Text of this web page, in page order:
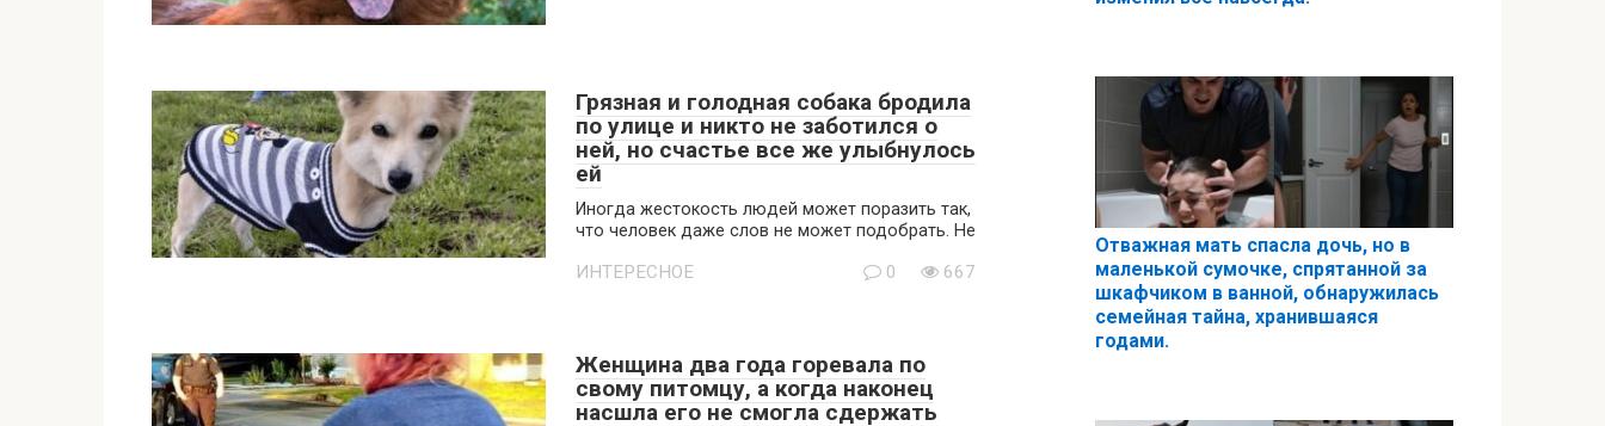
Грязная и голодная собака бродила
по улице и никто не заботился о
ней, но счастье все же улыбнулось
ей
Иногда жестокость людей может поразить так,
что человек даже слов не может подобрать. Не
ИНТЕРЕСНОЕ 0 667
Женщина два года горевала по
свому питомцу, а когда наконец
насшла его не смогла сдержать
Отважная мать спасла дочь, но в
маленькой сумочке, спрятанной за
шкафчиком в ванной, обнаружилась
семейная тайна, хранившаяся
годами.